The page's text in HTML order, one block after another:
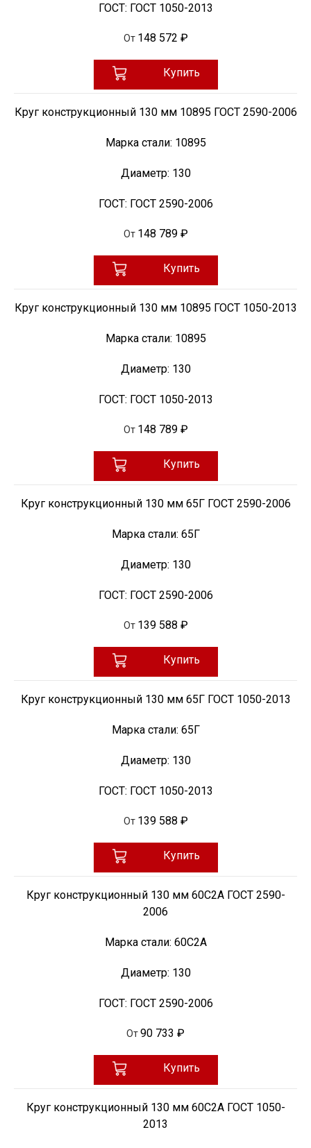
ГОСТ: ГОСТ 1050-2013
От 148 572 ₽
Купить
Круг конструкционный 130 мм 10895 ГОСТ 2590-2006
Марка стали: 10895
Диаметр: 130
ГОСТ: ГОСТ 2590-2006
От 148 789 ₽
Купить
Круг конструкционный 130 мм 10895 ГОСТ 1050-2013
Марка стали: 10895
Диаметр: 130
ГОСТ: ГОСТ 1050-2013
От 148 789 ₽
Купить
Круг конструкционный 130 мм 65Г ГОСТ 2590-2006
Марка стали: 65Г
Диаметр: 130
ГОСТ: ГОСТ 2590-2006
От 139 588 ₽
Купить
Круг конструкционный 130 мм 65Г ГОСТ 1050-2013
Марка стали: 65Г
Диаметр: 130
ГОСТ: ГОСТ 1050-2013
От 139 588 ₽
Купить
Круг конструкционный 130 мм 60С2А ГОСТ 2590-
2006
Марка стали: 60С2А
Диаметр: 130
ГОСТ: ГОСТ 2590-2006
От90 733 ₽
Купить
Круг конструкционный 130 мм 60С2А ГОСТ 1050-
2013